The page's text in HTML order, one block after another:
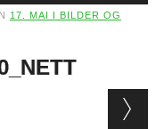
17. MAI I BILDER OG